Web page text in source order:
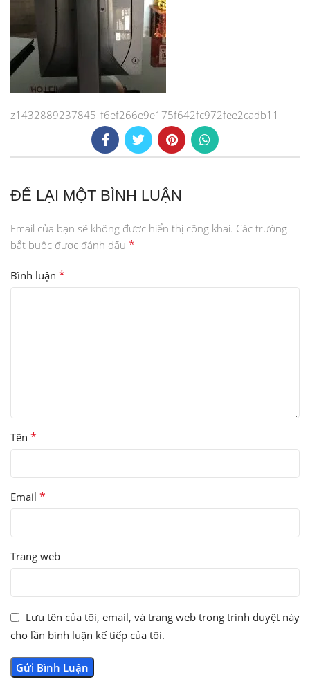
z1432889237845_f6ef266e9e175f642fc972fee2cadb11
ĐỂ LẠI MỘT BÌNH LUẬN
Email của bạn sẽ không được hiển thị công khai. Các trường
bắt buộc được đánh dấu *
Bình luận *
Tên *
Email *
Trang web
Lưu tên của tôi, email, và trang web trong trình duyệt này
cho lần bình luận kế tiếp của tôi.